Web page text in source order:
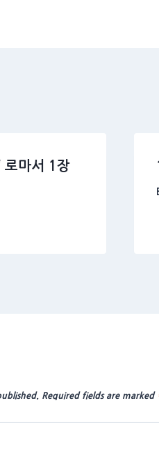
마서 1장
Required fields are marked